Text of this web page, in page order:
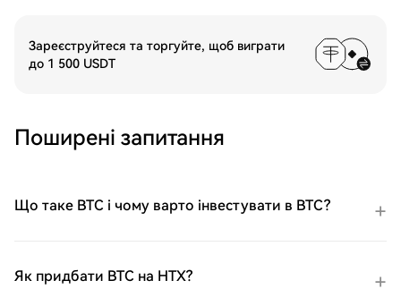
Зареєструйтеся та торгуйте, щоб виграти
до 1 500 USDT
Поширені запитання
Що таке BTC і чому варто інвестувати в BTC?
Як придбати BTC на HTX?